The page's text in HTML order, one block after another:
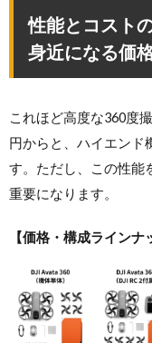
性能とコスト
身近になる価
これほど高度な360度
円からと、ハイエンド
す。ただし、この性能
重要になります。
【価格・構成ラインナ